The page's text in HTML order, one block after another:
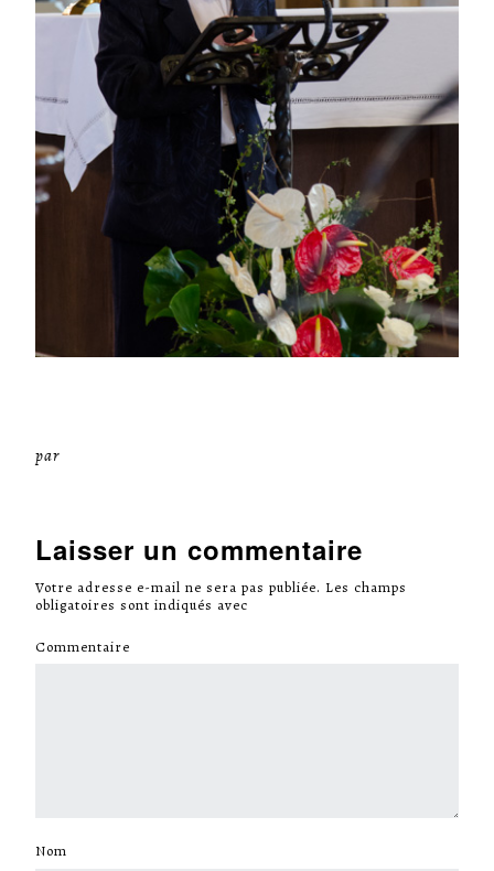
par
Laisser un commentaire
Votre adresse e-mail ne sera pas publiée. Les champs
obligatoires sont indiqués avec
Commentaire
Nom